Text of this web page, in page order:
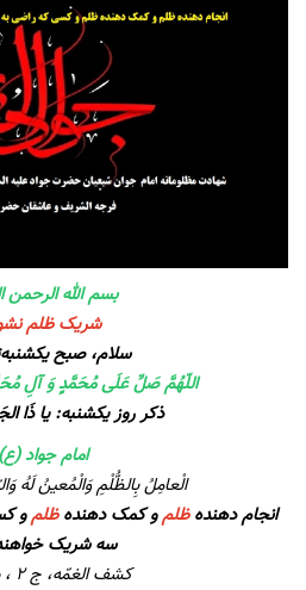
بسم الله الرحمن
شریک ظلم
سلام، صبح
اللّهُمَّ صَلِّ عَلَى مُحَمَّدٍ وَ آلِ
ذکر روز یکشنبه: یا ذَا
امام جواد
الْعامِلُ بِالظُّلْمِ وَالْمُعینُ لَهُ
انجام دهندهظلمو کمک دهندهظلمو
سه شریک
کشف الغمّه، ج ۲ ، ص ۳۴۸